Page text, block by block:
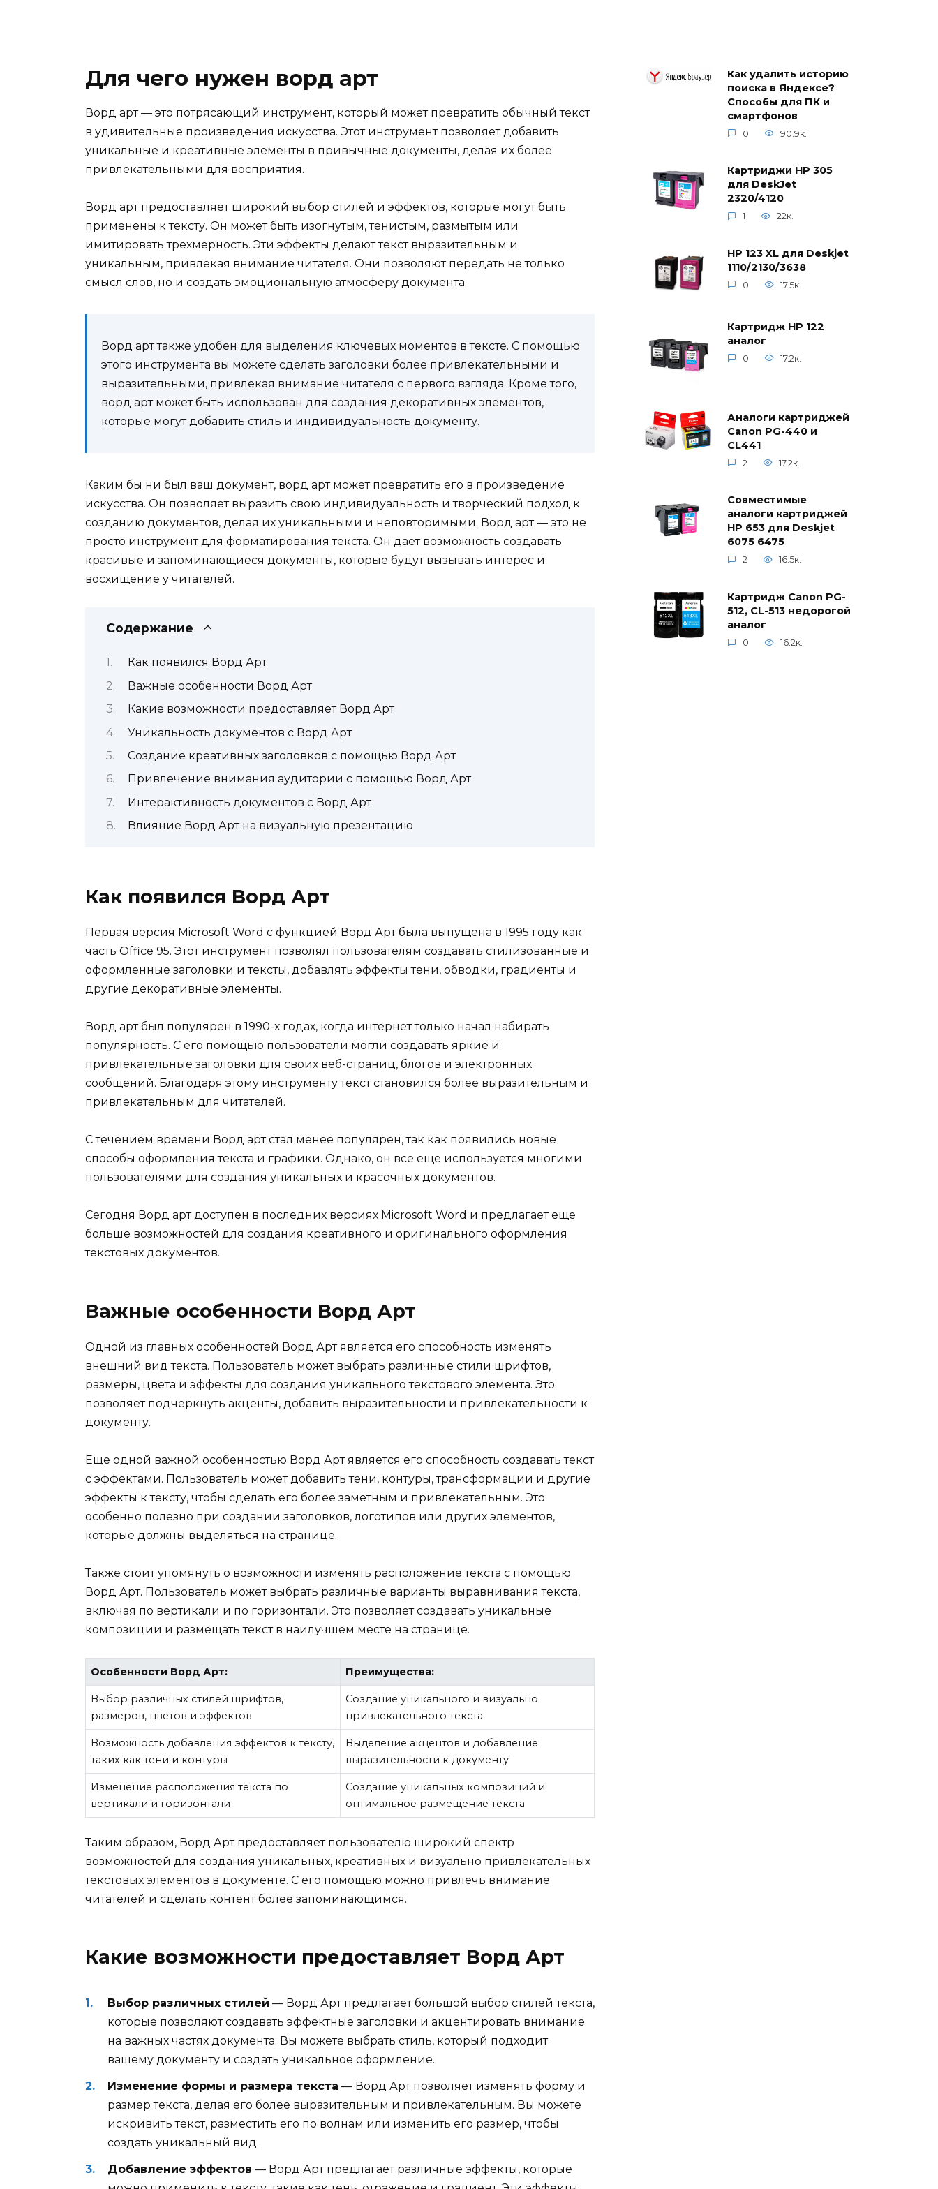
Для чего нужен ворд арт
Ворд арт — это потрясающий инструмент, который может превратить обычный текст
в удивительные произведения искусства. Этот инструмент позволяет добавить
уникальные и креативные элементы в привычные документы, делая их более
привлекательными для восприятия.
Ворд арт предоставляет широкий выбор стилей и эффектов, которые могут быть
применены к тексту. Он может быть изогнутым, тенистым, размытым или
имитировать трехмерность. Эти эффекты делают текст выразительным и
уникальным, привлекая внимание читателя. Они позволяют передать не только
смысл слов, но и создать эмоциональную атмосферу документа.
Ворд арт также удобен для выделения ключевых моментов в тексте. С помощью
этого инструмента вы можете сделать заголовки более привлекательными и
выразительными, привлекая внимание читателя с первого взгляда. Кроме того,
ворд арт может быть использован для создания декоративных элементов,
которые могут добавить стиль и индивидуальность документу.
Каким бы ни был ваш документ, ворд арт может превратить его в произведение
искусства. Он позволяет выразить свою индивидуальность и творческий подход к
созданию документов, делая их уникальными и неповторимыми. Ворд арт — это не
просто инструмент для форматирования текста. Он дает возможность создавать
красивые и запоминающиеся документы, которые будут вызывать интерес и
восхищение у читателей.
Содержание
Как появился Ворд Арт
Важные особенности Ворд Арт
Какие возможности предоставляет Ворд Арт
Уникальность документов с Ворд Арт
Создание креативных заголовков с помощью Ворд Арт
Привлечение внимания аудитории с помощью Ворд Арт
Интерактивность документов с Ворд Арт
Влияние Ворд Арт на визуальную презентацию
Как появился Ворд Арт
Первая версия Microsoft Word с функцией Ворд Арт была выпущена в 1995 году как
часть Office 95. Этот инструмент позволял пользователям создавать стилизованные и
оформленные заголовки и тексты, добавлять эффекты тени, обводки, градиенты и
другие декоративные элементы.
Ворд арт был популярен в 1990-х годах, когда интернет только начал набирать
популярность. С его помощью пользователи могли создавать яркие и
привлекательные заголовки для своих веб-страниц, блогов и электронных
сообщений. Благодаря этому инструменту текст становился более выразительным и
привлекательным для читателей.
С течением времени Ворд арт стал менее популярен, так как появились новые
способы оформления текста и графики. Однако, он все еще используется многими
пользователями для создания уникальных и красочных документов.
Сегодня Ворд арт доступен в последних версиях Microsoft Word и предлагает еще
больше возможностей для создания креативного и оригинального оформления
текстовых документов.
Важные особенности Ворд Арт
Одной из главных особенностей Ворд Арт является его способность изменять
внешний вид текста. Пользователь может выбрать различные стили шрифтов,
размеры, цвета и эффекты для создания уникального текстового элемента. Это
позволяет подчеркнуть акценты, добавить выразительности и привлекательности к
документу.
Еще одной важной особенностью Ворд Арт является его способность создавать текст
с эффектами. Пользователь может добавить тени, контуры, трансформации и другие
эффекты к тексту, чтобы сделать его более заметным и привлекательным. Это
особенно полезно при создании заголовков, логотипов или других элементов,
которые должны выделяться на странице.
Также стоит упомянуть о возможности изменять расположение текста с помощью
Ворд Арт. Пользователь может выбрать различные варианты выравнивания текста,
включая по вертикали и по горизонтали. Это позволяет создавать уникальные
композиции и размещать текст в наилучшем месте на странице.
Особенности Ворд Арт: Преимущества:
Выбор различных стилей шрифтов,
размеров, цветов и эффектов
Создание уникального и визуально
привлекательного текста
Возможность добавления эффектов к тексту,
таких как тени и контуры
Выделение акцентов и добавление
выразительности к документу
Изменение расположения текста по
вертикали и горизонтали
Создание уникальных композиций и
оптимальное размещение текста
Таким образом, Ворд Арт предоставляет пользователю широкий спектр
возможностей для создания уникальных, креативных и визуально привлекательных
текстовых элементов в документе. С его помощью можно привлечь внимание
читателей и сделать контент более запоминающимся.
Какие возможности предоставляет Ворд Арт
Выбор различных стилей — Ворд Арт предлагает большой выбор стилей текста,
которые позволяют создавать эффектные заголовки и акцентировать внимание
на важных частях документа. Вы можете выбрать стиль, который подходит
вашему документу и создать уникальное оформление.
Изменение формы и размера текста — Ворд Арт позволяет изменять форму и
размер текста, делая его более выразительным и привлекательным. Вы можете
искривить текст, разместить его по волнам или изменить его размер, чтобы
создать уникальный вид.
Добавление эффектов — Ворд Арт предлагает различные эффекты, которые
Как удалить историю
поиска в Яндексе?
Способы для ПК и
смартфонов
0 90.9к.
Картриджи HP 305
для DeskJet
2320/4120
1 22к.
HP 123 XL для Deskjet
1110/2130/3638
0 17.5к.
Картридж HP 122
аналог
0 17.2к.
Аналоги картриджей
Canon PG-440 и
CL441
2 17.2к.
Совместимые
аналоги картриджей
HP 653 для Deskjet
6075 6475
2 16.5к.
Картридж Canon PG-
512, CL-513 недорогой
аналог
0 16.2к.